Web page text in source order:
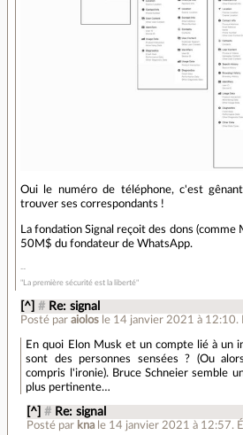
Oui le numéro de téléphone, c'est
trouver ses correspondants !
La fondation Signal reçoit des dons
50M$ du fondateur de WhatsApp.
"La première sécurité est la liberté"
[^] # Re: signal
Posté paraiolos le 14 janvier 2021 à 12:10.
En quoi Elon Musk et un compte lié à un
sont des personnes sensées ? (Ou
compris l'ironie). Bruce Schneier semble
plus pertinente…
[^] # Re: signal
Posté par kna le 14 janvier 2021 à 12:57.